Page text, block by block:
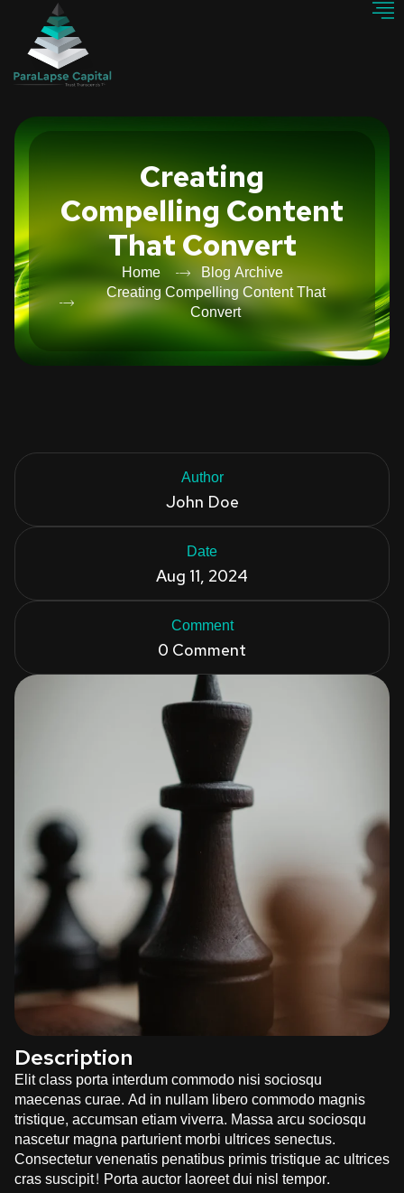
Creating
Compelling Content
That Convert
Home Blog Archive
Creating Compelling Content That
Convert
Author
John Doe
Date
Aug 11, 2024
Comment
0 Comment
Description
Elit class porta interdum commodo nisi sociosqu
maecenas curae. Ad in nullam libero commodo magnis
tristique, accumsan etiam viverra. Massa arcu sociosqu
nascetur magna parturient morbi ultrices senectus.
Consectetur venenatis penatibus primis tristique ac ultrices
cras suscipit! Porta auctor laoreet dui nisl tempor.